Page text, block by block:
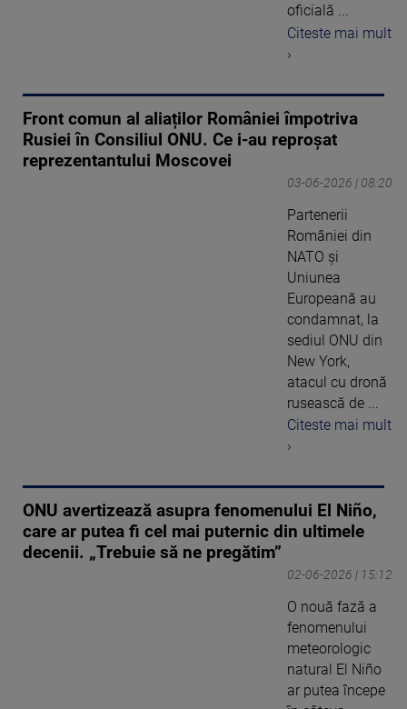
oficială ...
Citeste mai mult
›
Front comun al aliaților României împotriva
Rusiei în Consiliul ONU. Ce i-au reproșat
reprezentantului Moscovei
03-06-2026 | 08:20
Partenerii
României din
NATO și
Uniunea
Europeană au
condamnat, la
sediul ONU din
New York,
atacul cu dronă
rusească de ...
Citeste mai mult
›
ONU avertizează asupra fenomenului El Niño,
care ar putea fi cel mai puternic din ultimele
decenii. „Trebuie să ne pregătim”
02-06-2026 | 15:12
O nouă fază a
fenomenului
meteorologic
natural El Niño
ar putea începe